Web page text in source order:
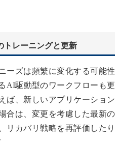
トレーニングと更新
ーズは頻繁に変化する可能性
AI駆動型のワークフローも更
ば、新しいアプリケーション
合は、変更を考慮した最新の
リカバリ戦略を再評価したり